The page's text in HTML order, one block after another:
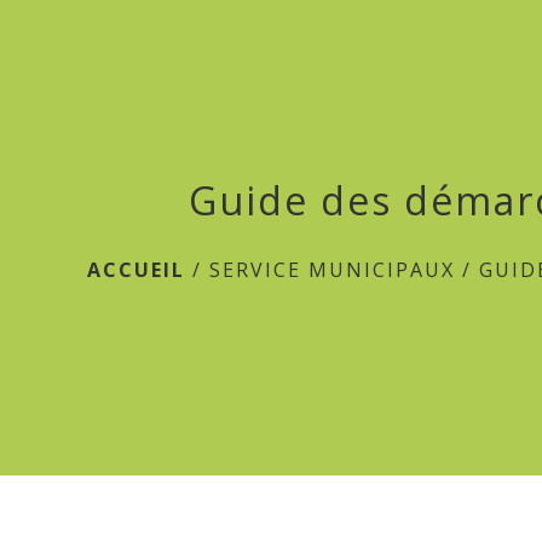
Guide des
ACCUEIL /SERVICE MUNICIPAUX /